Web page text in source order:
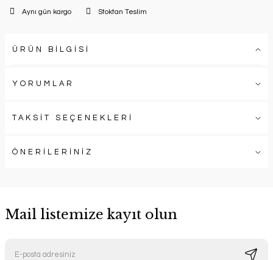
Aynı gün kargo Stoktan Teslim
ÜRÜN BİLGİSİ
YORUMLAR
TAKSİT SEÇENEKLERİ
ÖNERİLERİNİZ
Mail listemize kayıt olun